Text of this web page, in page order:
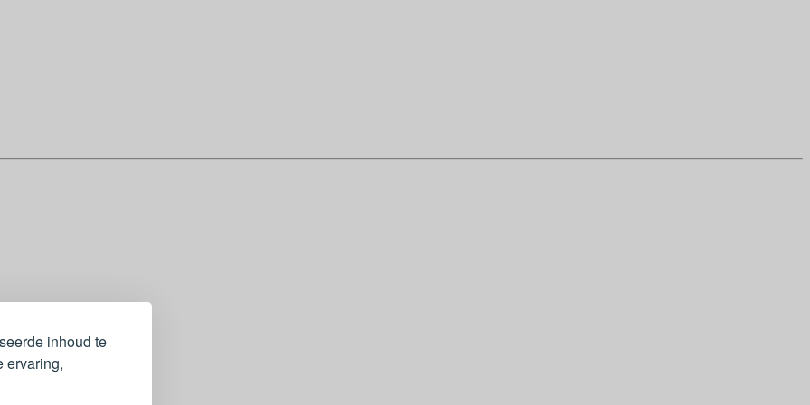
inhoud te
ervaring,